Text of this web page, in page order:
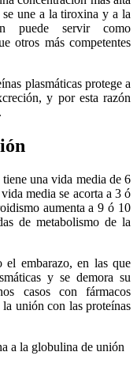
une a la tiroxina y a la
puede servir como
otros más competentes
plasmáticas protege a
y por esta razón
una vida media de 6
media se acorta a 3 ó
aumenta a 9 ó 10
de metabolismo de la
el embarazo, en las que
y se demora su
casos con fármacos
unión con las proteínas